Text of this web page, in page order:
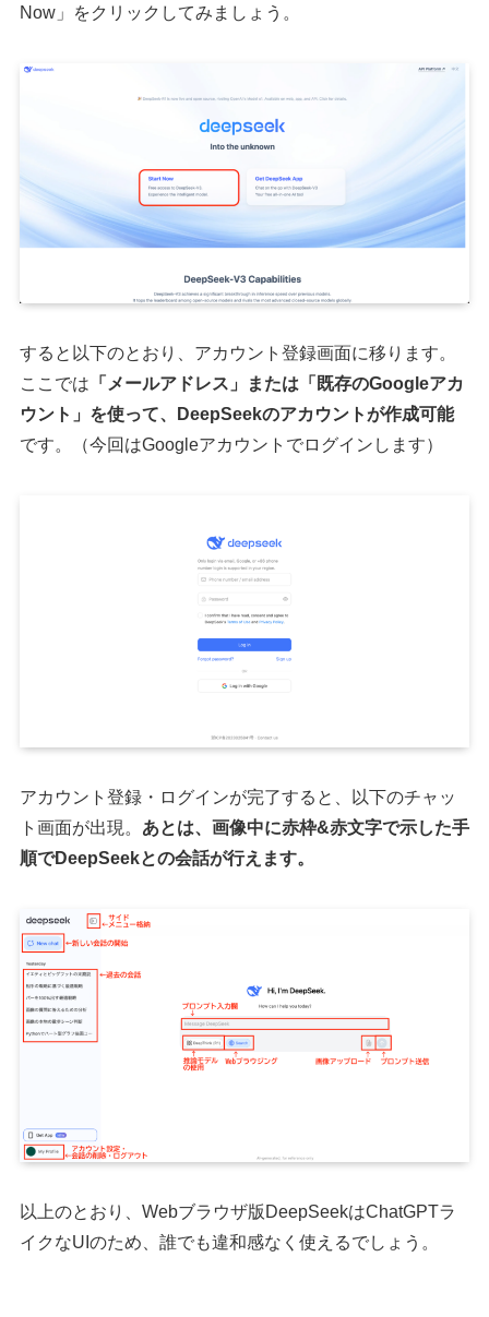
Now」をクリックしてみましょう。
すると以下のとおり、アカウント登録画面に移ります。
ここでは 「メールアドレス」または「既存のGoogleアカ
ウント」を使って、DeepSeekのアカウントが作成可能
です。（今回はGoogleアカウントでログインします）
アカウント登録・ログインが完了すると、以下のチャッ
ト画面が出現。 あとは、画像中に赤枠&赤文字で示した手
順でDeepSeekとの会話が行えます。
以上のとおり、Webブラウザ版DeepSeekはChatGPTラ
イクなUIのため、誰でも違和感なく使えるでしょう。